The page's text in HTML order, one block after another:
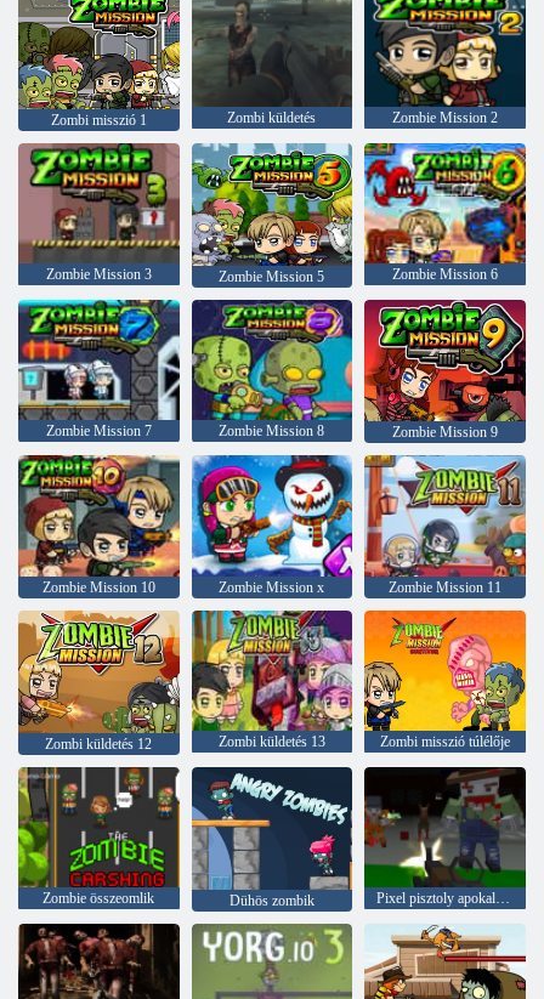
Zombi misszió 1 Zombi küldetés Zombie Mission 2
Zombie Mission 3 Zombie Mission 5 Zombie Mission 6
Zombie Mission 7 Zombie Mission 8 Zombie Mission 9
Zombie Mission 10 Zombie Mission x Zombie Mission 11
Zombi küldetés 12 Zombi küldetés 13 Zombi misszió túlélője
Zombie összeomlik Dühös zombik Pixel pisztoly apokalipszis 6